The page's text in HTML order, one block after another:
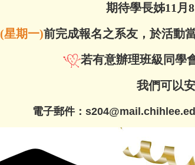
期待學長姊11月
(星期一)前完成報名之系友，於活動
若有意辦理班級同學
我們可以
電子郵件：